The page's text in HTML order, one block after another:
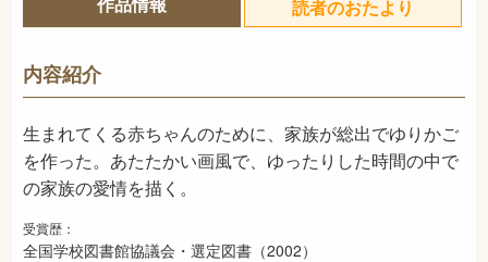
ISBN 978-4-03-202620-7
NDC
発売日 2002年1月
読者のおたより
内容紹介
生まれてくる赤ちゃんのために、家族が総出でゆりかご
を作った。あたたかい画風で、ゆったりした時間の中で
の家族の愛情を描く。
受賞歴：
全国学校図書館協議会・選定図書（2002）